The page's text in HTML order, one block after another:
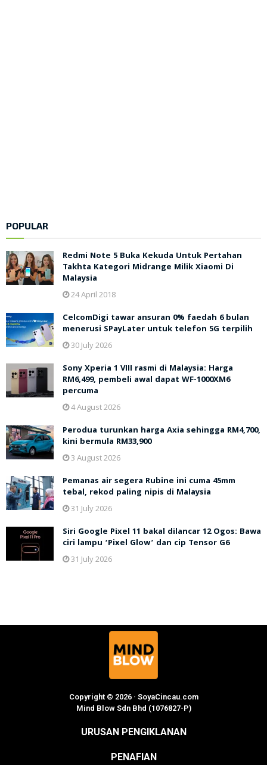
POPULAR
Redmi Note 5 Buka Kekuda Untuk Pertahan
Takhta Kategori Midrange Milik Xiaomi Di
Malaysia
24 April 2018
CelcomDigi tawar ansuran 0% faedah 6 bulan
menerusi SPayLater untuk telefon 5G terpilih
30 July 2026
Sony Xperia 1 VIII rasmi di Malaysia: Harga
RM6,499, pembeli awal dapat WF-1000XM6
percuma
4 August 2026
Perodua turunkan harga Axia sehingga RM4,700,
kini bermula RM33,900
3 August 2026
Pemanas air segera Rubine ini cuma 45mm
tebal, rekod paling nipis di Malaysia
31 July 2026
Siri Google Pixel 11 bakal dilancar 12 Ogos: Bawa
ciri lampu ‘Pixel Glow’ dan cip Tensor G6
31 July 2026
Copyright © 2026 · SoyaCincau.com
Mind Blow Sdn Bhd (1076827-P)
URUSAN PENGIKLANAN
PENAFIAN